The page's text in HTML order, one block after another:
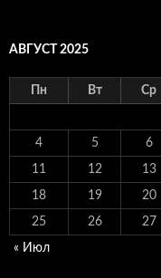
АВГУСТ 2025
Пн Вт Ср
4 5 6
11 12 13
18 19 20
25 26 27
« Июл